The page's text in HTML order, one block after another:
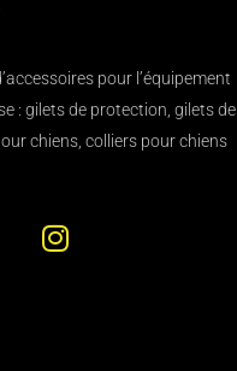
pour l’équipement
: gilets de protection, gilets de
chiens, colliers pour chiens